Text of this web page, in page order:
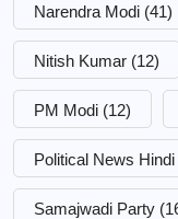
Narendra Modi (41)
Nitish Kumar (12)
PM Modi (12)
Political News Hindi
Samajwadi Party